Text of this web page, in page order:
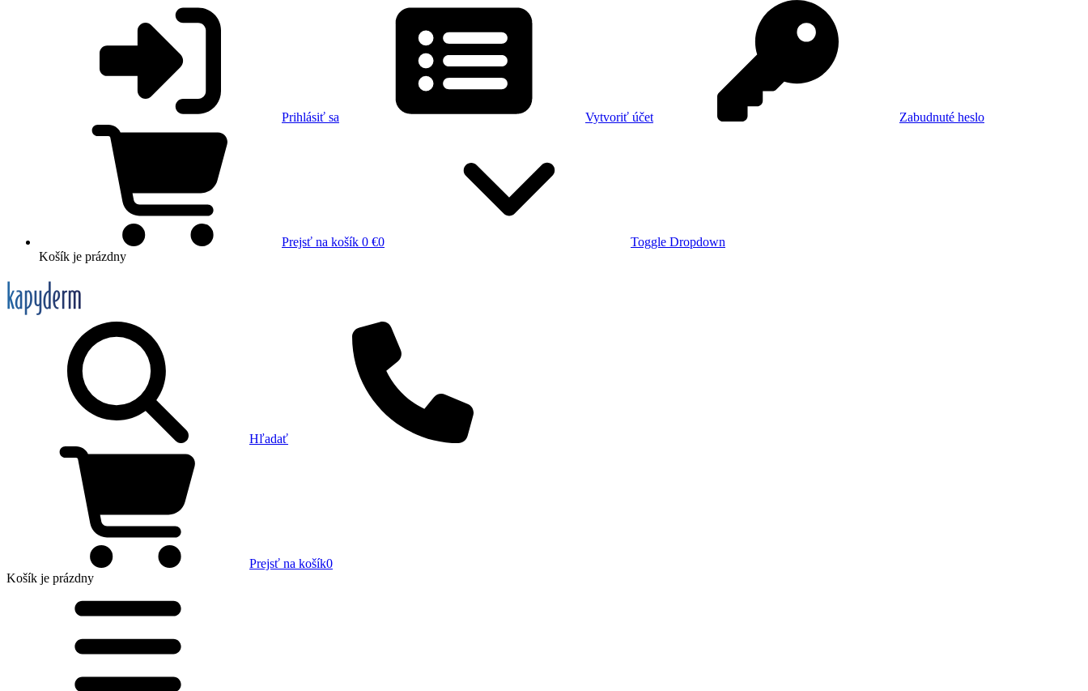
Prihlásiť sa Vytvoriť účet Zabudnuté heslo
Prejsť na košík 0 €0
Toggle Dropdown
Košík je prázdny
Hľadať
Prejsť na košík0
Košík je prázdny